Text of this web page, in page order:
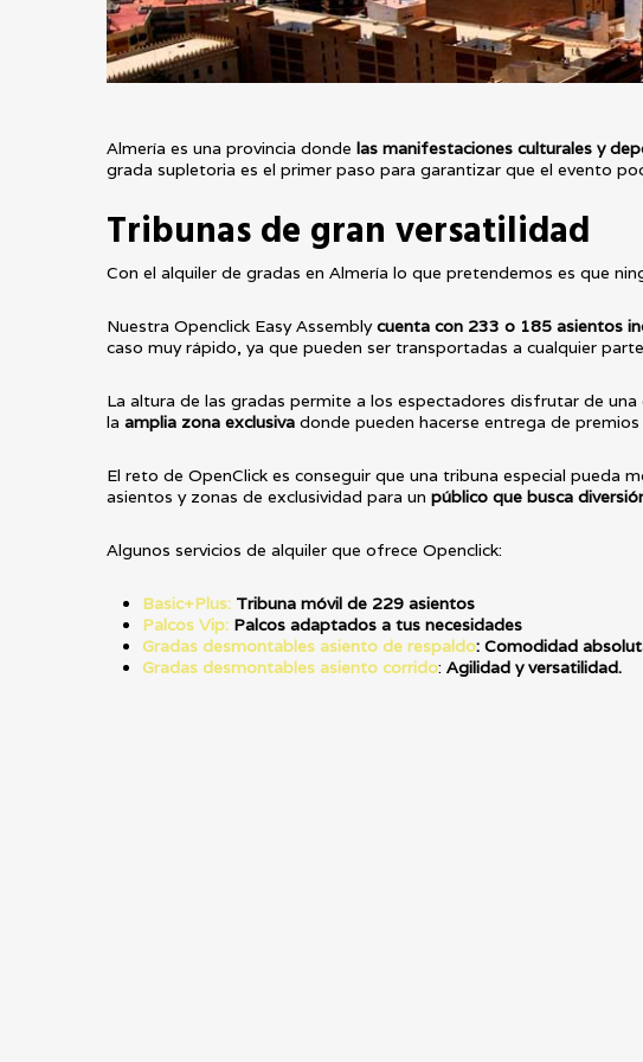
Almería es una provincia dondelas manifestaciones culturales y
grada supletoria es el primer paso para garantizar que el evento
Tribunas de gran versatilidad
Con el alquiler de gradas en Almería lo que pretendemos es que
Nuestra Openclick Easy Assemblycuenta con 233 o 185 asientos
caso muy rápido, ya que pueden ser transportadas a cualquier
La altura de las gradas permite a los espectadores disfrutar de
laamplia zona exclusiva donde pueden hacerse entrega de
El reto de OpenClick es conseguir que una tribuna especial
asientos y zonas de exclusividad para unpúblico que busca
Algunos servicios de alquiler que ofrece Openclick:
Basic+Plus: Tribuna móvil de 229 asientos
Palcos Vip: Palcos adaptados a tus necesidades
Gradas desmontables asiento de respaldo: Comodidad
Gradas desmontables asiento corrido:Agilidad yversatilidad.